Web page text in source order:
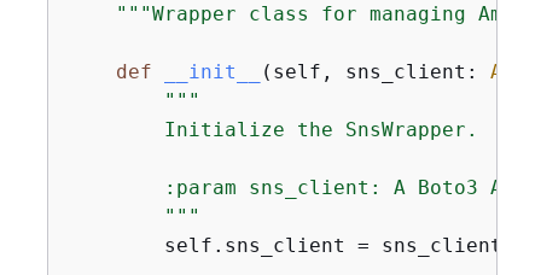
"""Wrapper class for managing
def __init__ ( self, sns_client: Any
"""
        Initialize the SnsWrapper.
:param sns_client: A Boto3
        """
        self.sns_client = sns_client